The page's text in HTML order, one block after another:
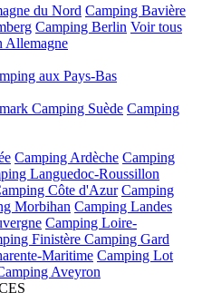
du Nord Camping Bavière
Camping Berlin Voir tous
Allemagne
aux Pays-Bas
Camping Suède Camping
Camping Ardèche Camping
Languedoc-Roussillon
Côte d'Azur Camping
Morbihan Camping Landes
Camping Loire-
Finistère Camping Gard
Maritime Camping Lot
Aveyron